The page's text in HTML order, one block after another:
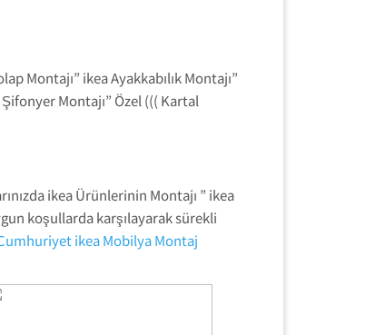
Montajı” ikea Ayakkabılık Montajı”
Montajı” Özel ((( Kartal
ikea Ürünlerinin Montajı ” ikea
koşullarda karşılayarak sürekli
ikea Mobilya Montaj